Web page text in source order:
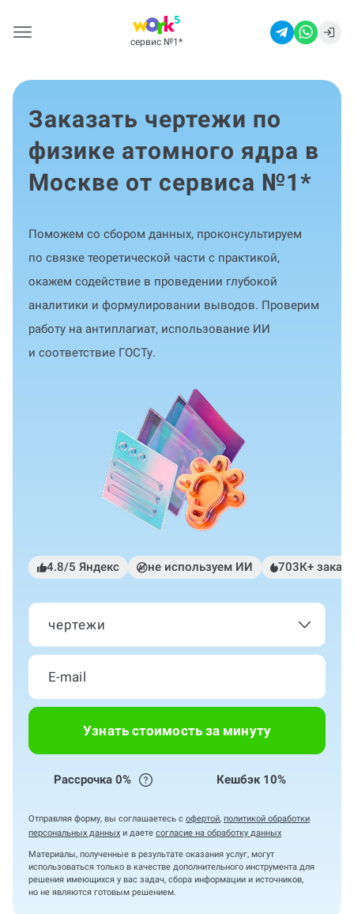
сервис №1 *
Заказать чертежи по
физике атомного ядра в
Москве от сервиса №1*
Поможем со сбором данных, проконсультируем
по связке теоретической части с практикой,
окажем содействие в проведении глубокой
аналитики и формулировании выводов. Проверим
работу на антиплагиат, использование ИИ
и соответствие ГОСТу.
4.8/5 Яндекс не используем ИИ 703К+
чертежи
Узнать стоимость за минуту
Рассрочка 0% Кешбэк 10%
Отправляя форму, вы соглашаетесь с офертой, политикой обработки
персональных данных и даете согласие на обработку данных
Материалы, полученные в результате оказания услуг, могут
использоваться только в качестве дополнительного инструмента для
решения имеющихся у вас задач, сбора информации и источников,
но не являются готовым решением.